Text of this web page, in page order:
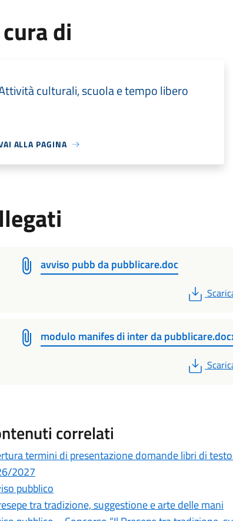
di
culturali, scuola e tempo libero
ALLA PAGINA
avviso pubb da pubblicare.doc
PDF
modulo manifes di inter da
PDF
correlati
termini di presentazione domande libri di
2027
pubblico
tra tradizione, suggestione e arte delle mani